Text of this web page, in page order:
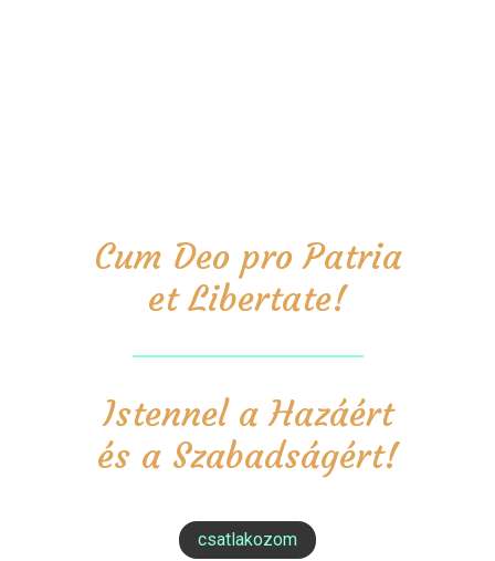
Cum Deo pro Patria
et Libertate!
Istennel a Hazáért
és a Szabadságért!
csatlakozom